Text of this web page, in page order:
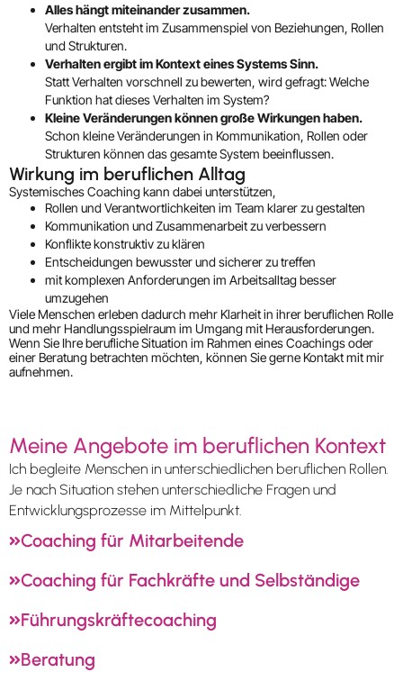
Alles hängt miteinander zusammen.
Verhalten entsteht im Zusammenspiel von Beziehungen, Rollen
und Strukturen.
Verhalten ergibt im Kontext eines Systems Sinn.
Statt Verhalten vorschnell zu bewerten, wird gefragt: Welche
Funktion hat dieses Verhalten im System?
Kleine Veränderungen können große Wirkungen haben.
Schon kleine Veränderungen in Kommunikation, Rollen oder
Strukturen können das gesamte System beeinflussen.
Wirkung im beruflichen Alltag
Systemisches Coaching kann dabei unterstützen,
Rollen und Verantwortlichkeiten im Team klarer zu gestalten
Kommunikation und Zusammenarbeit zu verbessern
Konflikte konstruktiv zu klären
Entscheidungen bewusster und sicherer zu treffen
mit komplexen Anforderungen im Arbeitsalltag besser
umzugehen
Viele Menschen erleben dadurch mehr Klarheit in ihrer beruflichen Rolle
und mehr Handlungsspielraum im Umgang mit Herausforderungen.
Wenn Sie Ihre berufliche Situation im Rahmen eines Coachings oder
einer Beratung betrachten möchten, können Sie gerne Kontakt mit mir
aufnehmen.
Meine Angebote im beruflichen Kontext
Ich begleite Menschen in unterschiedlichen beruflichen Rollen.
Je nach Situation stehen unterschiedliche Fragen und
Entwicklungsprozesse im Mittelpunkt.
Coaching für Mitarbeitende
Coaching für Fachkräfte und Selbständige
Führungskräftecoaching
Beratung